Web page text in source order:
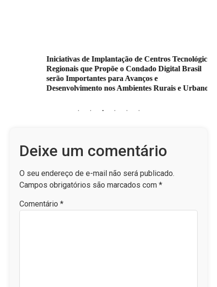
Iniciativas de Implantação de Centros Tecnológicos
Regionais que Propõe o Condado Digital Brasil
serão Importantes para Avanços e
Desenvolvimento nos Ambientes Rurais e Urbanos
Deixe um comentário
O seu endereço de e-mail não será publicado.
Campos obrigatórios são marcados com *
Comentário *